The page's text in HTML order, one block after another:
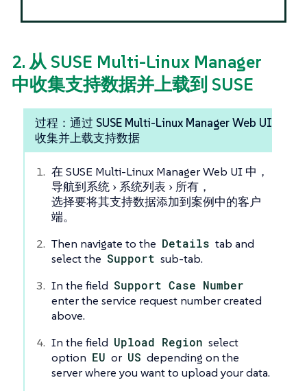
2. 从 SUSE Multi-Linux Manager
中收集支持数据并上载到 SUSE
过程：通过 SUSE Multi-Linux Manager Web UI
收集并上载支持数据
在 SUSE Multi-Linux Manager Web UI 中，
导航到系统 系统列表 所有 ，
选择要将其支持数据添加到案例中的客户
端。
Then navigate to the Details tab and
select the Support sub-tab.
In the field Support Case Number
enter the service request number created
above.
In the field Upload Region select
option EU or US depending on the
server where you want to upload your data.